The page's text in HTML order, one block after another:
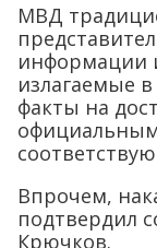
МВД
информации
излагаемые
факты на
Впрочем,
подтвердил
Крючков.